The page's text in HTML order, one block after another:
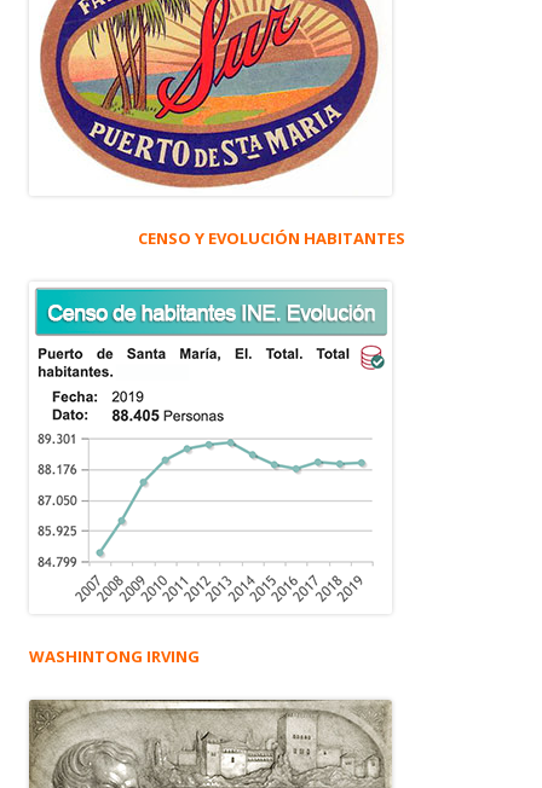
CENSO Y EVOLUCIÓN HABITANTES
WASHINTONG IRVING